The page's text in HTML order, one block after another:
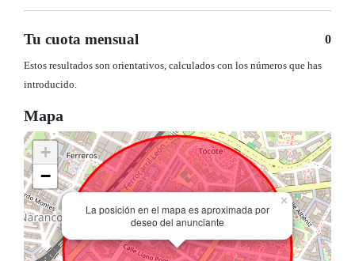
Tu cuota mensual 0
Estos resultados son orientativos, calculados con los números que has
introducido.
Mapa
La posición en el mapa es aproximada por
deseo del anunciante
×
+
−